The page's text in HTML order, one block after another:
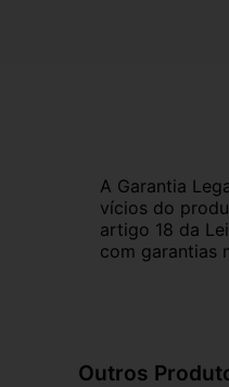
A Garantia
vícios do
artigo 18 da
com garantias
Outros